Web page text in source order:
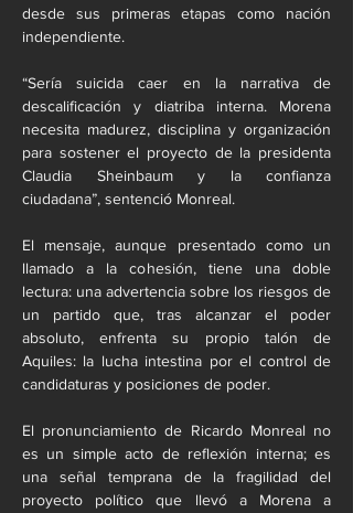
desde sus primeras etapas como nación
independiente.
“Sería suicida caer en la narrativa de
descalificación y diatriba interna. Morena
necesita madurez, disciplina y organización
para sostener el proyecto de la presidenta
Claudia Sheinbaum y la confianza
ciudadana”, sentenció Monreal.
El mensaje, aunque presentado como un
llamado a la cohesión, tiene una doble
lectura: una advertencia sobre los riesgos de
un partido que, tras alcanzar el poder
absoluto, enfrenta su propio talón de
Aquiles: la lucha intestina por el control de
candidaturas y posiciones de poder.
El pronunciamiento de Ricardo Monreal no
es un simple acto de reflexión interna; es
una señal temprana de la fragilidad del
proyecto político que llevó a Morena a